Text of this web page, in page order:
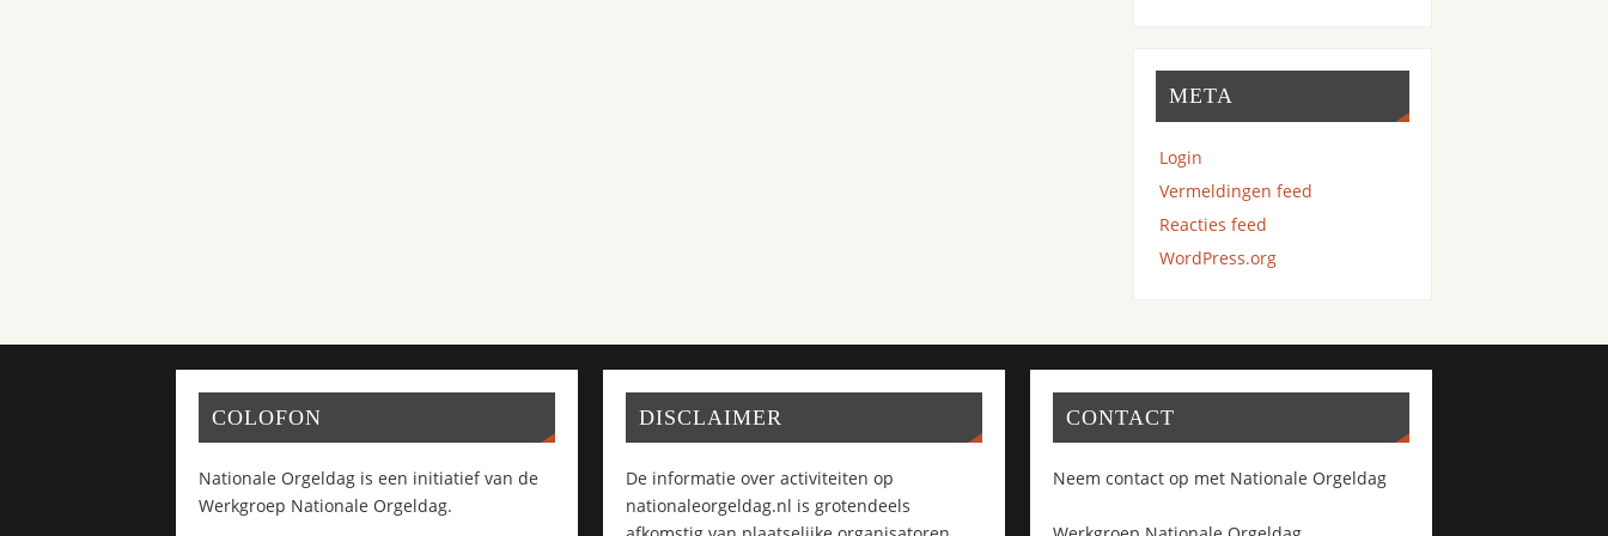
META
Login
Vermeldingen feed
Reacties feed
WordPress.org
COLOFON
Nationale Orgeldag is een initiatief van de
Werkgroep Nationale Orgeldag.
DISCLAIMER
De informatie over activiteiten op
nationaleorgeldag.nl is grotendeels
CONTACT
Neem contact op met Nationale Orgeldag